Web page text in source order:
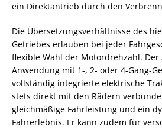
ein Direktantrieb durch den
Die Übersetzungsverhältnisse des
Getriebes erlauben bei jeder
flexible Wahl der Motordrehzahl.
Anwendung mit 1-, 2- oder 4-Gang-
vollständig integrierte elektrische
stets direkt mit den Rädern
gleichmäßige Fahrleistung und ein
Fahrerlebnis. Er kann zudem für